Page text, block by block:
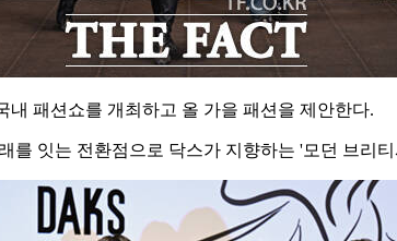
패션쇼를 개최하고 올 가을 패션을 제안한다.
잇는 전환점으로 닥스가 지향하는 '모던 브리